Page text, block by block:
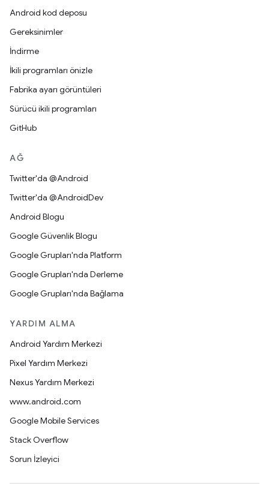
Android kod deposu
Gereksinimler
İndirme
İkili programları önizle
Fabrika ayarı görüntüleri
Sürücü ikili programları
GitHub
AĞ
Twitter'da @Android
Twitter'da @AndroidDev
Android Blogu
Google Güvenlik Blogu
Google Grupları'nda Platform
Google Grupları'nda Derleme
Google Grupları'nda Bağlama
YARDIM ALMA
Android Yardım Merkezi
Pixel Yardım Merkezi
Nexus Yardım Merkezi
www.android.com
Google Mobile Services
Stack Overflow
Sorun İzleyici